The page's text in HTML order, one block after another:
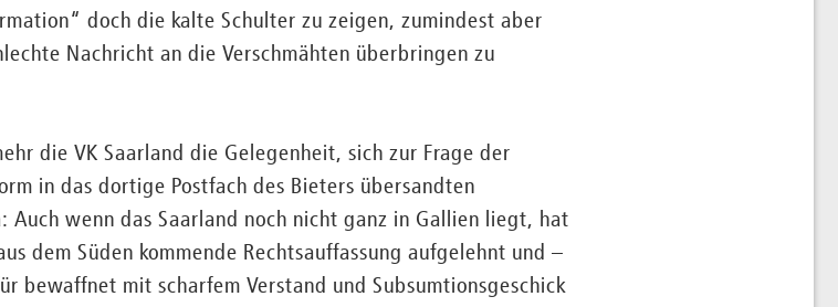
doch die kalte Schulter zu zeigen, zumindest aber
Nachricht an die Verschmähten überbringen zu
die VK Saarland die Gelegenheit, sich zur Frage der
in das dortige Postfach des Bieters übersandten
Auch wenn das Saarland noch nicht ganz in Gallien liegt, hat
dem Süden kommende Rechtsauffassung aufgelehnt und –
bewaffnet mit scharfem Verstand und Subsumtionsgeschick